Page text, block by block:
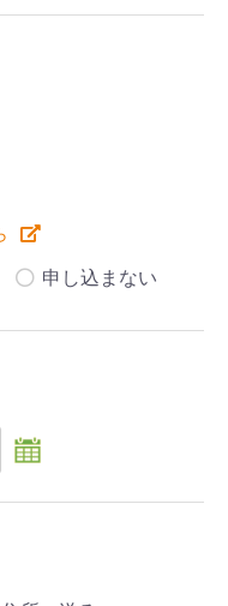
申し込まない